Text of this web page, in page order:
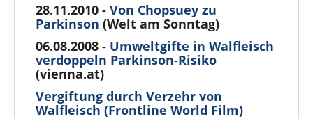
28.11.2010 - Von Chopsuey zu
Parkinson (Welt am Sonntag)
06.08.2008 - Umweltgifte in Walfleisch
verdoppeln Parkinson-Risiko
(vienna.at)
Vergiftung durch Verzehr von
Walfleisch (Frontline World Film)